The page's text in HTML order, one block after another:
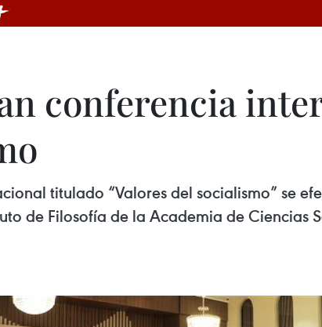
conferencia
titulado “Valores del socialismo” se
de Filosofía de la Academia de Ciencias